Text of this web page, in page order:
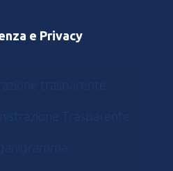
e Privacy
trasparente
Trasparente